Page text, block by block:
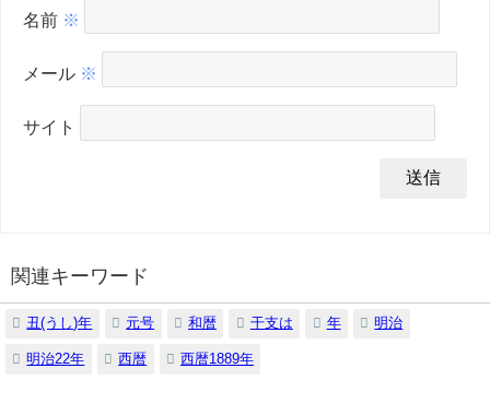
名前 ※
メール ※
サイト
関連キーワード
丑(うし)年 元号 和暦 干支は 年 明治
明治22年 西暦 西暦1889年